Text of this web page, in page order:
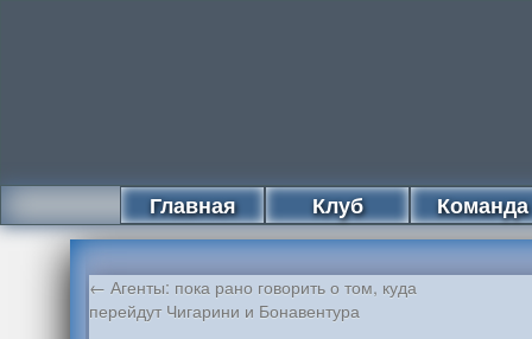
Главная Клуб Команда
← Агенты: пока рано говорить о том, куда
перейдут Чигарини и Бонавентура